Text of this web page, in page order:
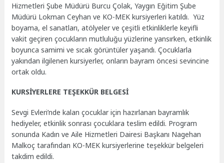
Hizmetleri Şube Müdürü Burcu Çolak, Yaygın Eğitim Şube
Müdürü Lokman Ceyhan ve KO-MEK kursiyerleri katıldı. Yüz
boyama, el sanatları, atölyeler ve çeşitli etkinliklerle keyifli
vakit geçiren çocukların mutluluğu yüzlerine yansırken, etkinlik
boyunca samimi ve sıcak görüntüler yaşandı. Çocuklarla
yakından ilgilenen kursiyerler, onların bayram öncesi sevincine
ortak oldu.
KURSİYERLERE TEŞEKKÜR BELGESİ
Sevgi Evleri’nde kalan çocuklar için hazırlanan bayramlık
hediyeler, etkinlik sonrası çocuklara teslim edildi. Program
sonunda Kadın ve Aile Hizmetleri Dairesi Başkanı Nagehan
Malkoç tarafından KO-MEK kursiyerlerine teşekkür belgeleri
takdim edildi.